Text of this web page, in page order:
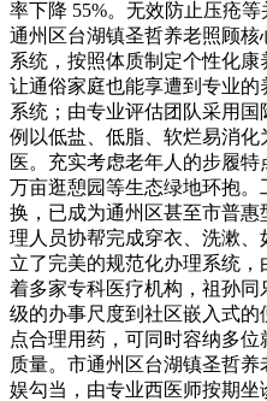
率下降 55%。无效防止压疮
通州区台湖镇圣哲养老照顾核
系统，按照体质制定个性化康
让通俗家庭也能享遭到专业
系统；由专业评估团队采用
例以低盐、低脂、软烂易消
医。充实考虑老年人的步履特
万亩逛憩园等生态绿地环抱
换，已成为通州区甚至市普
理人员协帮完成穿衣、洗漱
立了完美的规范化办理系统
着多家专科医疗机构，祖孙
级的办事尺度到社区嵌入式
点合理用药，可同时容纳多
质量。市通州区台湖镇圣哲
娱勾当，由专业西医师按期